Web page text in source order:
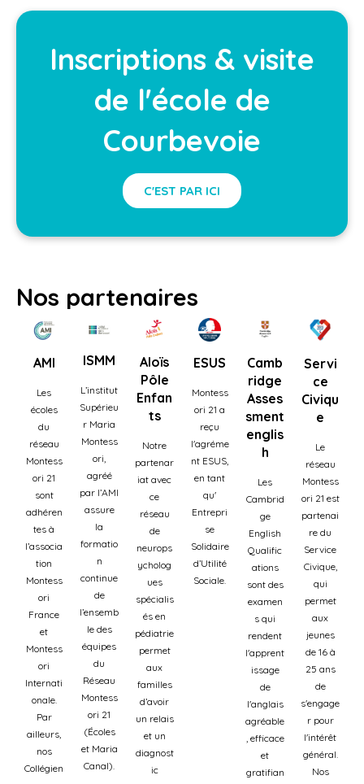
Inscriptions & visite
de l'école de
Courbevoie
C'EST PAR ICI
Nos partenaires
AMI
Les
écoles
du
réseau
Montess
ori 21
sont
adhéren
tes à
l’associa
tion
Montess
ori
France
et
Montess
ori
Internati
onale.
Par
ailleurs,
nos
Collégien
ISMM
L’institut
Supérieu
r Maria
Montess
ori,
agréé
par l’AMI
assure
la
formatio
n
continue
de
l’ensemb
le des
équipes
du
Réseau
Montess
ori 21
(Écoles
et Maria
Canal).
Aloïs
Pôle
Enfan
ts
Notre
partenar
iat avec
ce
réseau
de
neurops
ycholog
ues
spécialis
és en
pédiatrie
permet
aux
familles
d’avoir
un relais
et un
diagnost
ic
ESUS
Montess
ori 21 a
reçu
l'agréme
nt ESUS,
en tant
qu'
Entrepri
se
Solidaire
d’Utilité
Sociale.
Camb
ridge
Asses
sment
englis
h
Les
Cambrid
ge
English
Qualific
ations
sont des
examen
s qui
rendent
l'apprent
issage
de
l'anglais
agréable
, efficace
et
gratifian
Servi
ce
Civiqu
e
Le
réseau
Montess
ori 21 est
partenai
re du
Service
Civique,
qui
permet
aux
jeunes
de 16 à
25 ans
de
s'engage
r pour
l'intérêt
général.
Nos